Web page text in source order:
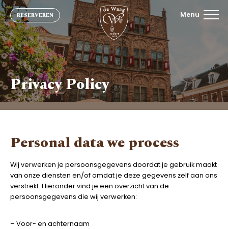
RESERVEREN Menu
Privacy Policy
Personal data we process
Wij verwerken je persoonsgegevens doordat je gebruik maakt
van onze diensten en/of omdat je deze gegevens zelf aan ons
verstrekt. Hieronder vind je een overzicht van de
persoonsgegevens die wij verwerken:
– Voor- en achternaam